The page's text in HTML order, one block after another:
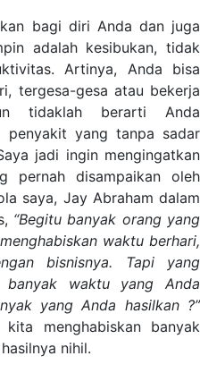
bagi diri Anda dan juga
adalah kesibukan, tidak
Artinya, Anda bisa
tergesa-gesa atau bekerja
tidaklah berarti Anda
penyakit yang tanpa sadar
jadi ingin mengingatkan
pernah disampaikan oleh
saya, Jay Abraham dalam
“Begitu banyak orang yang
waktu berhari,
bisnisnya. Tapi yang
banyak waktu yang Anda
yang Anda hasilkan ?”
menghabiskan banyak
nihil.